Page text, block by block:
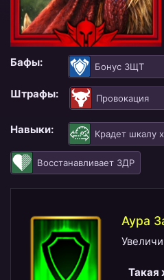
Бафы: Бонус ЗЩТ
Штрафы: Провокация
Навыки: Крадет шкалу
Восстанавливает ЗДР
Аура
Такая